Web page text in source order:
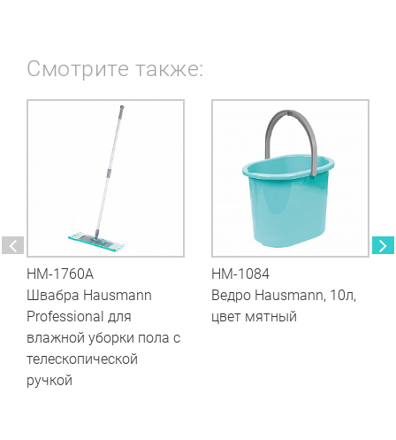
Смотрите также:
HM-1760A
Швабра Hausmann
Professional для
влажной уборки пола с
телескопической
ручкой
HM-1084
Ведро Hausmann, 10л,
цвет мятный